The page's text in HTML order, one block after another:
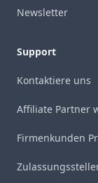
Newsletter
Support
Kontaktiere uns
Affiliate Partner
Firmenkunden